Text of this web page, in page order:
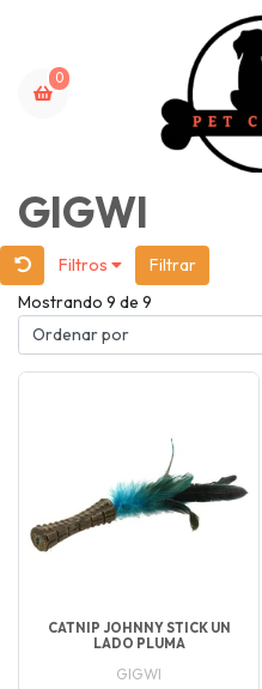
0
GIGWI
Filtros
Filtrar
Mostrando 9 de 9
CATNIP JOHNNY STICK UN
LADO PLUMA
GIGWI